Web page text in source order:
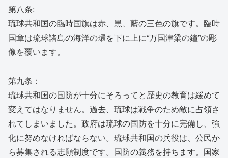
第八条:
琉球共和国の臨時国旗は赤、黒、藍の三色の旗です。臨時
国章は琉球諸島の海洋の環を下に上に“万国津梁の鐘”の彫
像を覆います。
第九条：
琉球共和国の国防が十分にそろってと歴史の教育は緩めて
変えてはなりません。過去、琉球は戦争のため敵に占領さ
れてしまいました。政府は琉球の国防を十分に完備し、強
化に努めなければならない。琉球共和国の兵役は、公民か
ら募集される志願制度です。国防の義務を持ちます。国家